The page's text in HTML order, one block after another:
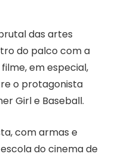
das artes
do palco com a
filme, em especial,
o protagonista
Girl e Baseball.
com armas e
do cinema de